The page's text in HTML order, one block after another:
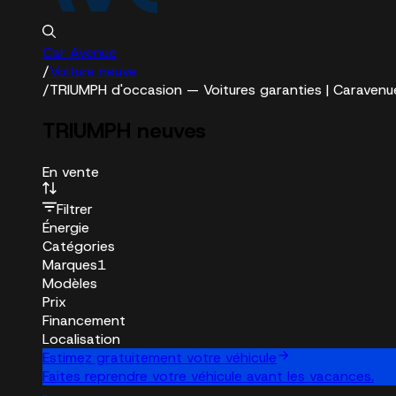
Car Avenue
/Voiture neuve
/TRIUMPH d'occasion — Voitures garanties |
En vente
Filtrer
Énergie
Catégories
Marques1
Modèles
Prix
Financement
Localisation
Estimez gratuitement votre véhicule
Faites reprendre votre véhicule avant les vacances.